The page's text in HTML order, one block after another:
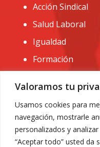
Valoramos tu
Usamos cookies para
navegación, mostrarle
personalizados y
“Aceptar todo” usted da
Acción Sindical
Salud Laboral
Igualdad
Formación
CONTACTO:
968 25 01 20
C/ Huerto de las